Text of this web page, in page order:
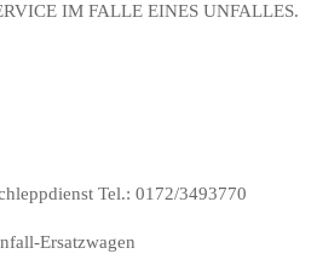
IM FALLE EINES UNFALLES.
Tel.: 0172/3493770
Ersatzwagen